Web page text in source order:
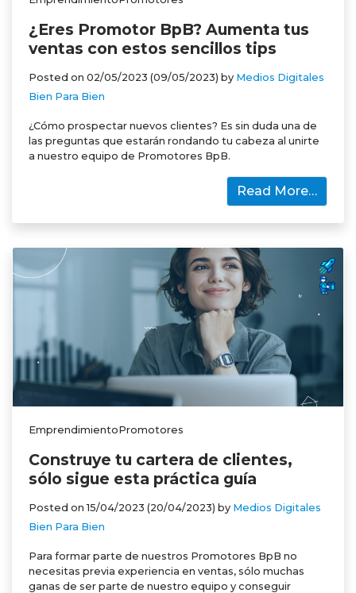
¿Eres Promotor BpB? Aumenta tus
ventas con estos sencillos tips
Posted on 02/05/2023 (09/05/2023) by Medios Digitales
Bien Para Bien
¿Cómo prospectar nuevos clientes? Es sin duda una de
las preguntas que estarán rondando tu cabeza al unirte
a nuestro equipo de Promotores BpB.
Read More…
EmprendimientoPromotores
Construye tu cartera de clientes,
sólo sigue esta práctica guía
Posted on15/04/2023 (20/04/2023) by Medios Digitales
Bien Para Bien
Para formar parte de nuestros Promotores BpB no
necesitas previa experiencia en ventas, sólo muchas
ganas de ser parte de nuestro equipo y conseguir